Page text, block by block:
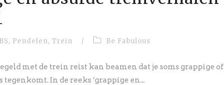
, Pendelen, Trein / Be Fabulous
met de trein reist kan beamen dat je soms grappige of
tegenkomt. In de reeks ‘grappige en...